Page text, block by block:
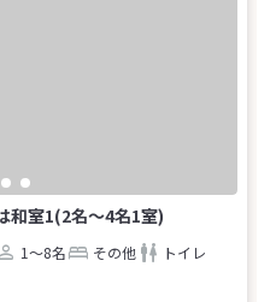
和室1(2名～4名1室)
1～8名 その他
トイレ